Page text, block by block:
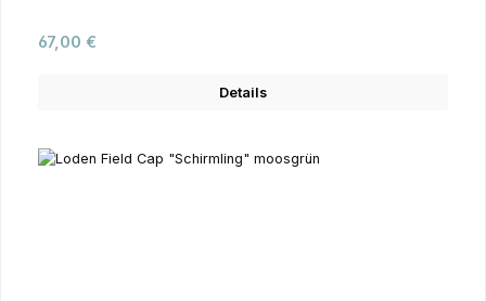
Regulärer Preis:
67,00 €
Details